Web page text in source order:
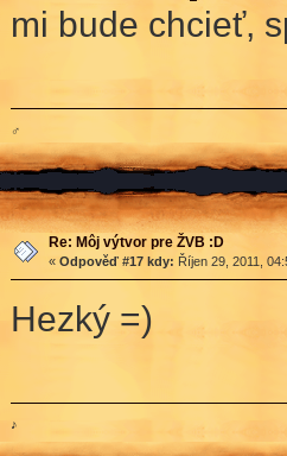
mi bude chcieť,
♂
Re: Môj výtvor pre ŽVB :D
« Odpověď #17 kdy: Říjen 29, 2011,
Hezký =)
♪